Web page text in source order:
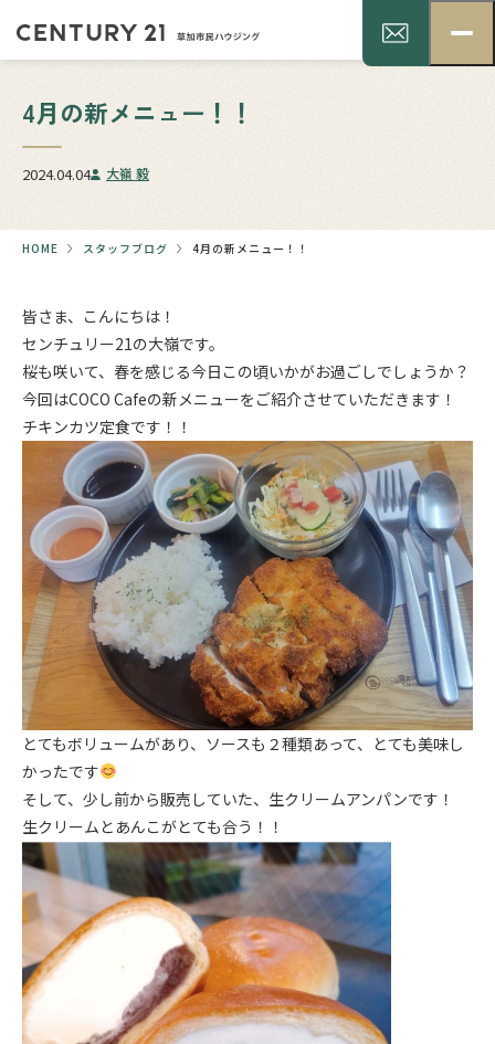
4月の新メニュー！！
2024.04.04 大嶺 毅
HOME スタッフブログ 4月の新メニュー！！
皆さま、こんにちは！
センチュリー21の大嶺です。
桜も咲いて、春を感じる今日この頃いかがお過ごしでしょうか？
今回はCOCO Cafeの新メニューをご紹介させていただきます！
チキンカツ定食です！！
とてもボリュームがあり、ソースも２種類あって、とても美味し
かったです
そして、少し前から販売していた、生クリームアンパンです！
生クリームとあんこがとても合う！！